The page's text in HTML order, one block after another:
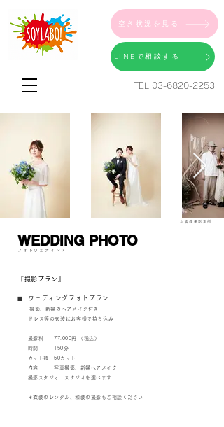
TEL 03-6820-2253
空き状況を見る
LINEで相談する
お客様​撮影実例
フォトウェディング
WEDDING PHOTO
『撮影プラン』
ウェディングフォト プラン
撮影、新婦のヘアメ イク付き
ドレス等の衣装はお客様で持ち込み
撮影料 77 円
（税込）
時間
150分
カット数 50カット
内容 写真撮影 、新婦ヘアメイク
撮影スタジオ スタジオを選べます
＊衣装のレンタル、和装の撮影もご相談ください